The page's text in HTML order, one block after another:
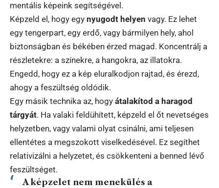
mentális képeink segítségével.
Képzeld el, hogy egy nyugodt helyen vagy. Ez lehet
egy tengerpart, egy erdő, vagy bármilyen hely, ahol
biztonságban és békében érzed magad. Koncentrálj a
részletekre: a színekre, a hangokra, az illatokra.
Engedd, hogy ez a kép eluralkodjon rajtad, és érezd,
ahogy a feszültség oldódik.
Egy másik technika az, hogy átalakítod a haragod
tárgyát. Ha valaki feldühített, képzeld el őt nevetséges
helyzetben, vagy valami olyat csinálni, ami teljesen
ellentétes a megszokott viselkedésével. Ez segíthet
relativizálni a helyzetet, és csökkenteni a benned lévő
feszültséget.
A képzelet nem menekülés a